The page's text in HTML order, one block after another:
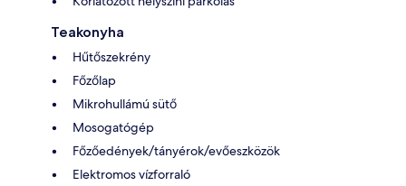
Teakonyha
Hűtőszekrény
Főzőlap
Mikrohullámú sütő
Mosogatógép
Főzőedények/tányérok/evőeszközök
Elektromos vízforraló